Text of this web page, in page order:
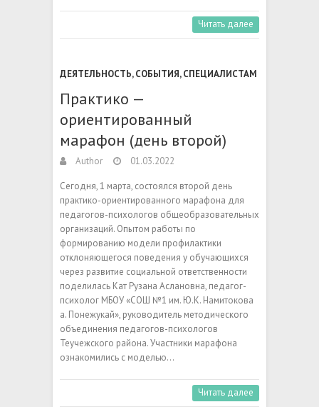
Читать далее
ДЕЯТЕЛЬНОСТЬ,СОБЫТИЯ,СПЕЦИАЛИСТАМ
Практико —
ориентированный
марафон (день второй)
Author 01.03.2022
Сегодня, 1 марта, состоялся второй день
практико-ориентированного марафона для
педагогов-психологов общеобразовательных
организаций. Опытом работы по
формированию модели профилактики
отклоняющегося поведения у обучающихся
через развитие социальной ответственности
поделилась Кат Рузана Аслановна, педагог-
психолог МБОУ «СОШ №1 им. Ю.К. Намитокова
а. Понежукай», руководитель методического
объединения педагогов-психологов
Теучежского района. Участники марафона
ознакомились с моделью…
Читать далее